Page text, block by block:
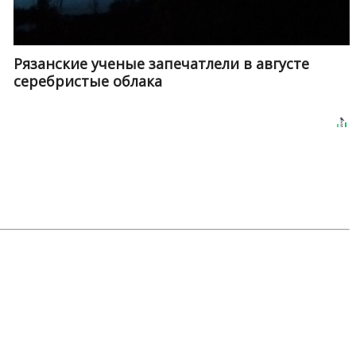
Рязанские ученые запечатлели в августе
серебристые облака